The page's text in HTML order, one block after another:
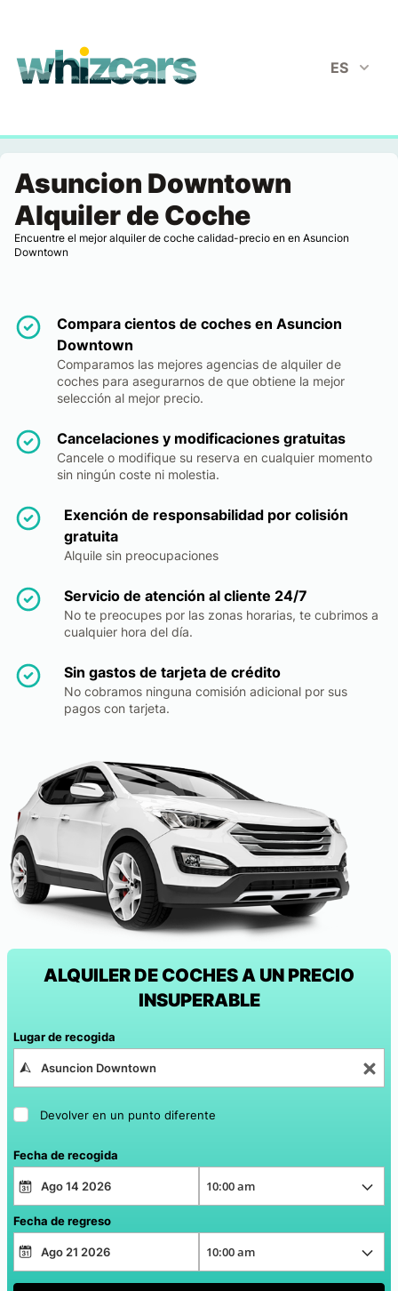
whizcars.com
ES
Asuncion Downtown
Alquiler de Coche
Encuentre el mejor alquiler de coche calidad-precio en en Asuncion
Downtown
Compara cientos de coches en Asuncion
Downtown
Comparamos las mejores agencias de alquiler de
coches para asegurarnos de que obtiene la mejor
selección al mejor precio.
Cancelaciones y modificaciones gratuitas
Cancele o modifique su reserva en cualquier momento
sin ningún coste ni molestia.
Exención de responsabilidad por colisión
gratuita
Alquile sin preocupaciones
Servicio de atención al cliente 24/7
No te preocupes por las zonas horarias, te cubrimos a
cualquier hora del día.
Sin gastos de tarjeta de crédito
No cobramos ninguna comisión adicional por sus
pagos con tarjeta.
ALQUILER DE COCHES A UN PRECIO
INSUPERABLE
Lugar de recogida
Devolver en un punto diferente
Fecha de recogida
Fecha de regreso